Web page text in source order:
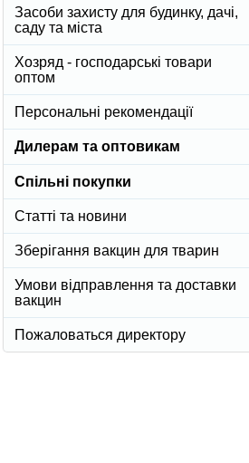
Засоби захисту для будинку, дачі,
саду та міста
Хозряд - господарські товари
оптом
Персональні рекомендації
Дилерам та оптовикам
Спільні покупки
Статті та новини
Зберігання вакцин для тварин
Умови відправлення та доставки
вакцин
Пожаловаться директору